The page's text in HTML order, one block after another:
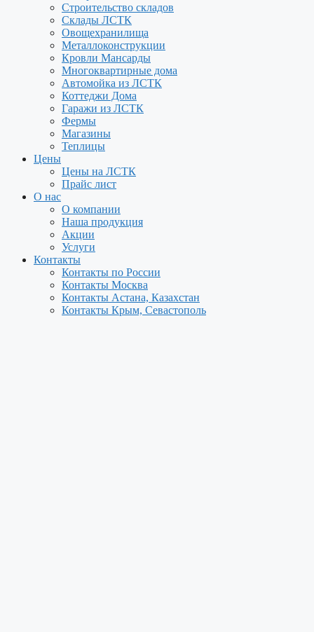
Строительство складов
Склады ЛСТК
Овощехранилища
Металлоконструкции
Кровли Мансарды
Многоквартирные дома
Автомойка из ЛСТК
Коттеджи Дома
Гаражи из ЛСТК
Фермы
Магазины
Теплицы
Цены
Цены на ЛСТК
Прайс лист
О нас
О компании
Наша продукция
Акции
Услуги
Контакты
Контакты по России
Контакты Москва
Контакты Астана, Казахстан
Контакты Крым, Севастополь